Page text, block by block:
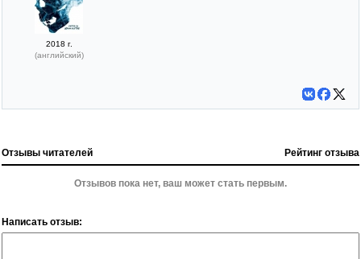
2018 г.
(английский)
Отзывы читателей Рейтинг отзыва
Отзывов пока нет, ваш может стать первым.
Написать отзыв: